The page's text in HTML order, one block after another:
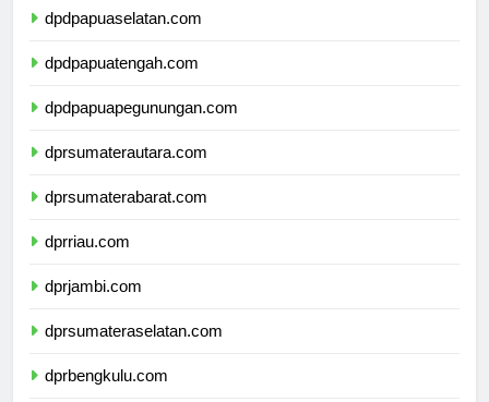
dpdpapuaselatan.com
dpdpapuatengah.com
dpdpapuapegunungan.com
dprsumaterautara.com
dprsumaterabarat.com
dprriau.com
dprjambi.com
dprsumateraselatan.com
dprbengkulu.com